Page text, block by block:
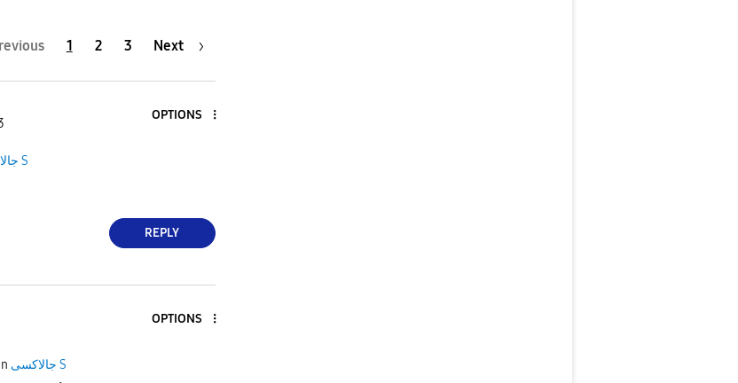
1 2 3 Next
OPTIONS
جالاكسى S
REPLY
OPTIONS
جالاكسى S